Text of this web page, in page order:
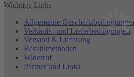
Wichtige Links
Allgemeine Geschäftsbedingungen
Verkaufs- und Lieferbedingungen
Versand & Lieferung
Bezahlmethoden
Widerruf
Partner und Links